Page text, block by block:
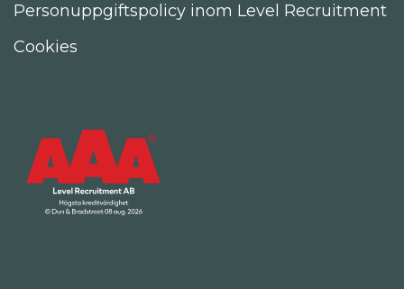
Personuppgiftspolicy inom Level Recruitment
Cookies